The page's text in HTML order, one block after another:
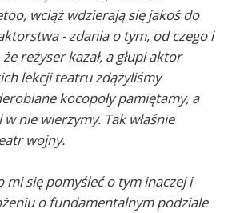
wciąż wdzierają się jakoś do
- zdania o tym, od czego i
reżyser kazał, a głupi aktor
lekcji teatru zdążyliśmy
kocopoły pamiętamy, a
nie wierzymy. Tak właśnie
wojny.
mi się pomyśleć o tym inaczej i
o fundamentalnym podziale